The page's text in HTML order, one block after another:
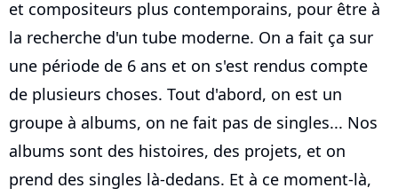
et compositeurs plus contemporains, pour être à
la recherche d'un tube moderne. On a fait ça sur
une période de 6 ans et on s'est rendus compte
de plusieurs choses. Tout d'abord, on est un
groupe à albums, on ne fait pas de singles... Nos
albums sont des histoires, des projets, et on
prend des singles là-dedans. Et à ce moment-là,